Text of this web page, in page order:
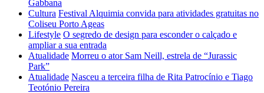
Gabbana
Cultura Festival Alquimia convida para atividades gratuitas no
Coliseu Porto Ageas
Lifestyle O segredo de design para esconder o calçado e
ampliar a sua entrada
Atualidade Morreu o ator Sam Neill, estrela de “Jurassic
Park”
Atualidade Nasceu a terceira filha de Rita Patrocínio e Tiago
Teotónio Pereira